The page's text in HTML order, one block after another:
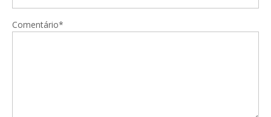
Comentário*